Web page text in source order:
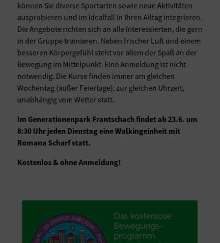
können Sie diverse Sportarten sowie neue Aktivitäten
ausprobieren und im Idealfall in Ihren Alltag integrieren.
Die Angebote richten sich an alle Interessierten, die gern
in der Gruppe trainieren. Neben frischer Luft und einem
besseren Körpergefühl steht vor allem der Spaß an der
Bewegung im Mittelpunkt. Eine Anmeldung ist nicht
notwendig. Die Kurse finden immer am gleichen
Wochentag (außer Feiertage), zur gleichen Uhrzeit,
unabhängig vom Wetter statt.
Im Generationenpark Frantschach findet ab 23.6. um
8:30 Uhr jeden Dienstag eine Walkingeinheit mit
Romana Scharf statt.
Kostenlos & ohne Anmeldung!